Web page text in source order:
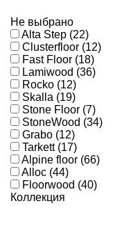
Не выбрано
Alta Step (22)
Clusterfloor (12)
Fast Floor (18)
Lamiwood (36)
Rocko (12)
Skalla (19)
Stone Floor (7)
StoneWood (34)
Grabo (12)
Tarkett (17)
Alpine floor (66)
Alloc (44)
Floorwood (40)
Коллекция